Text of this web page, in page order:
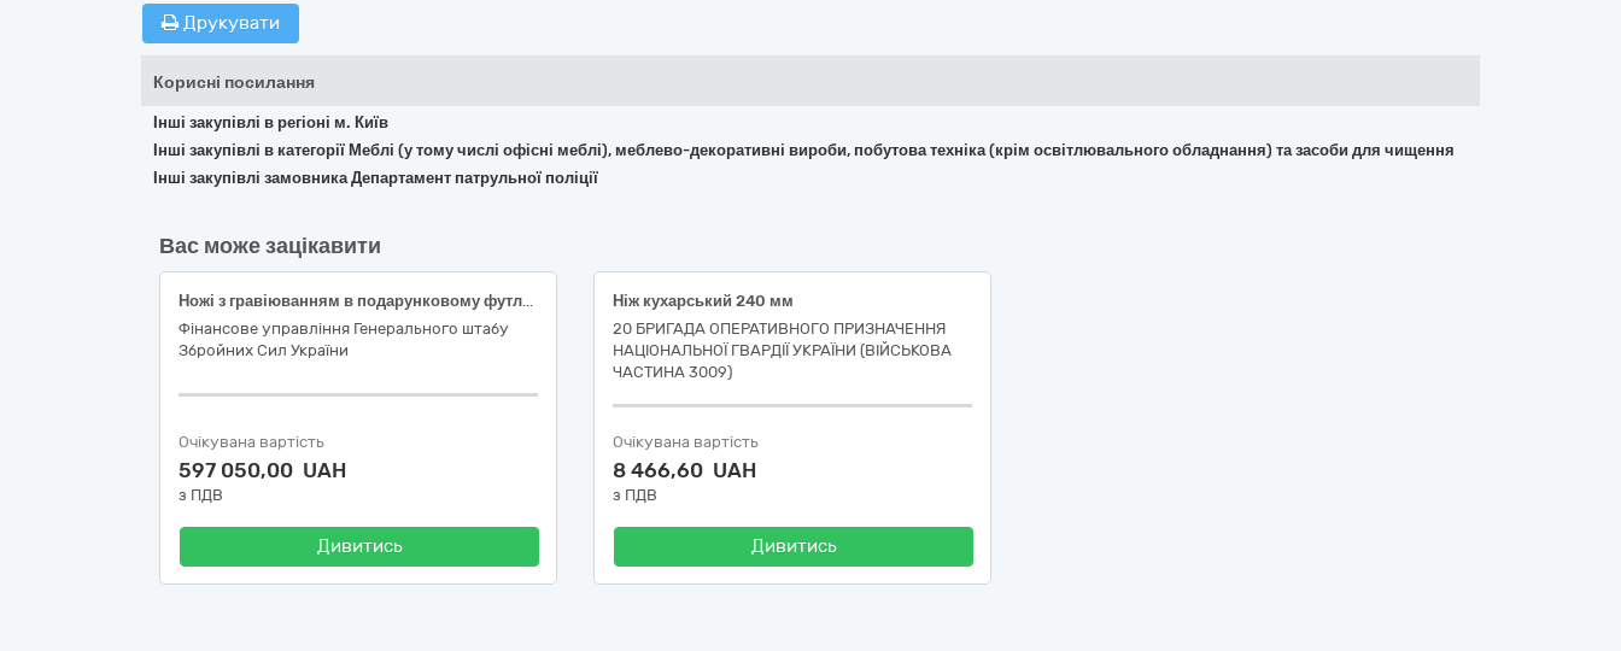
Друкувати
Корисні посилання
Інші закупівлі в регіоні м. Київ
Інші закупівлі в категорії Меблі (у тому числі офісні меблі), меблево-декоративні вироби, побутова техніка (крім освітлювального обладнання) та засоби для чищення
Інші закупівлі замовника Департамент патрульної поліції
Вас може зацікавити
Ножі з гравіюванням в подарунковому футлярі
Фінансове управління Генерального штабу
Збройних Сил України
Очікувана вартість
597 050,00 UAH
з ПДВ
Дивитись
Ніж кухарський 240 мм
20 БРИГАДА ОПЕРАТИВНОГО ПРИЗНАЧЕННЯ
НАЦІОНАЛЬНОЇ ГВАРДІЇ УКРАЇНИ (ВІЙСЬКОВА
ЧАСТИНА 3009)
Очікувана вартість
8 466,60 UAH
з ПДВ
Дивитись